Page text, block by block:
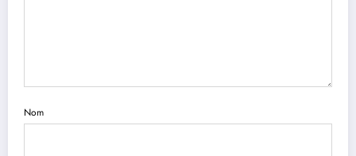
Nom